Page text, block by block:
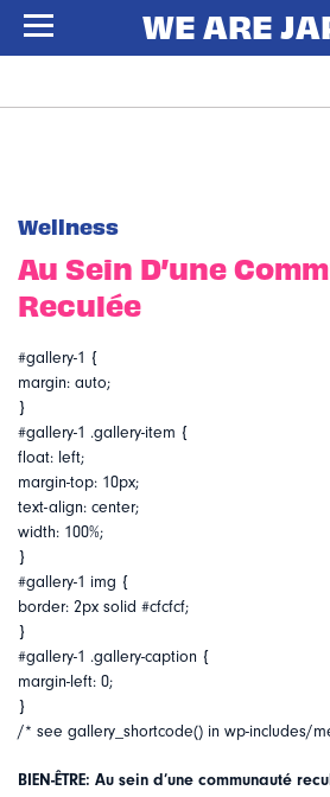
Wellness
Au Sein D’une
Reculée
#gallery-1 {
margin: auto;
}
#gallery-1 .gallery-item {
float: left;
margin-top: 10px;
text-align: center;
width: 100%;
}
#gallery-1 img {
border: 2px solid #cfcfcf;
}
#gallery-1 .gallery-caption {
margin-left: 0;
}
/* see gallery_shortcode() in wp-includes/
BIEN-ÊTRE: Au sein d’une communauté